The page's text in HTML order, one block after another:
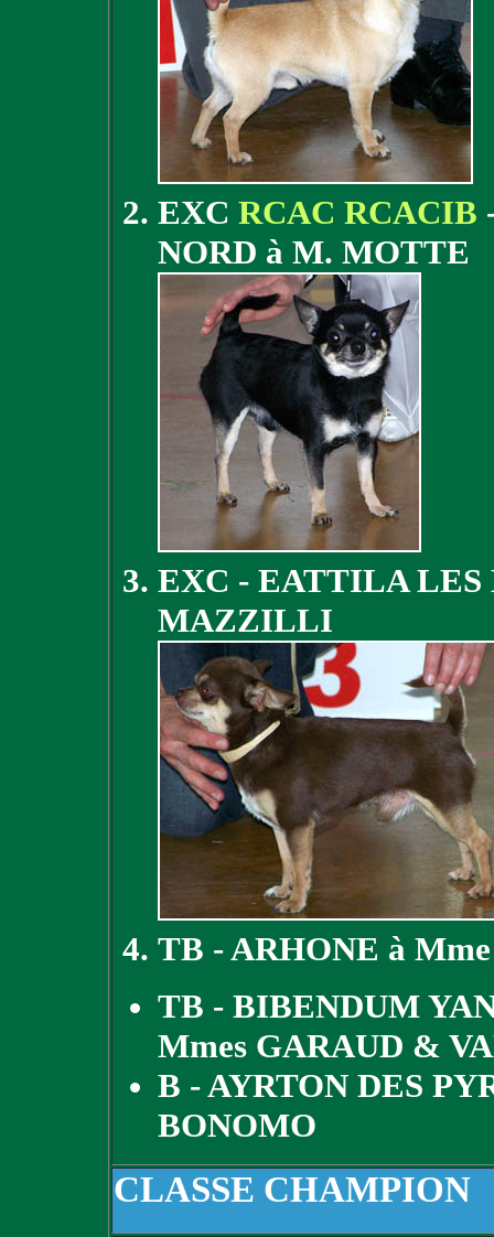
EXC RCAC RCACIB
NORD à M. MOTTE
EXC - EATTILA LES
MAZZILLI
TB - ARHONE à
TB - BIBENDUM
Mmes GARAUD &
B - AYRTON DES
BONOMO
CLASSE CHAMPION